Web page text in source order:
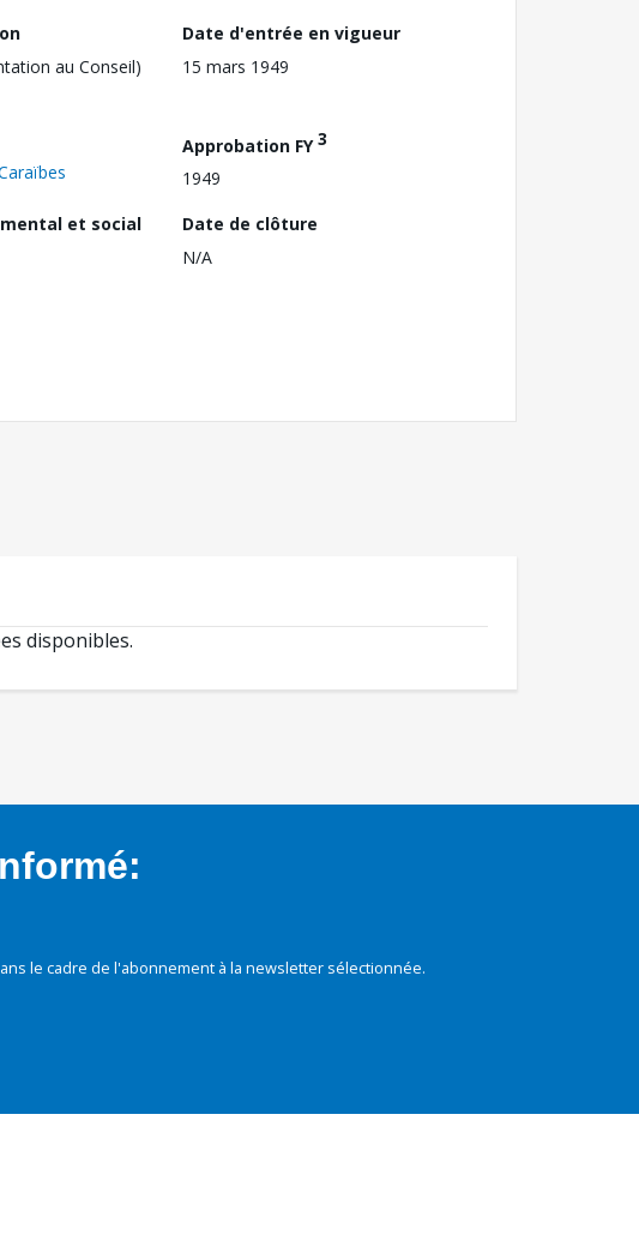
au Conseil)
Date d'entrée en vigueur
15 mars 1949
Approbation FY3
1949
et social
Date de clôture
N/A
disponibles.
le cadre de l'abonnement à la newsletter sélectionnée.